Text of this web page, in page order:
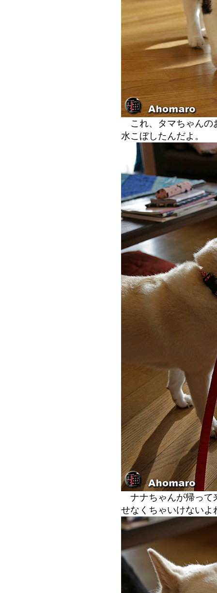
これ、タマちゃんの
水こぼしたんだよ。
ナナちゃんが帰って
せなくちゃいけないよ